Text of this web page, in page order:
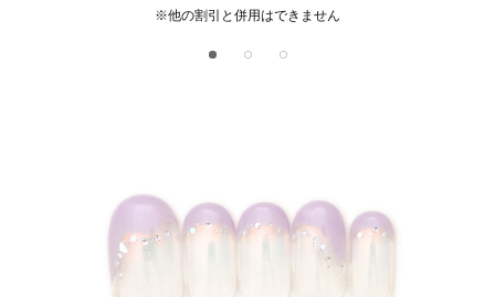
※他の割引と併用はできません